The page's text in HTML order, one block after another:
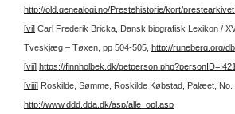
http://old.genealogi.no/Prestehistorie/kort/
[vi] Carl Frederik Bricka, Dansk biografisk Lexikon /
Tveskjæg – Tøxen, pp 504-505, http://runeberg.org/
[vii] https://finnholbek.dk/
[viii] Roskilde, Sømme, Roskilde Købstad, Palæet, No.
http://www.ddd.dda.dk/asp/alle_opl.asp